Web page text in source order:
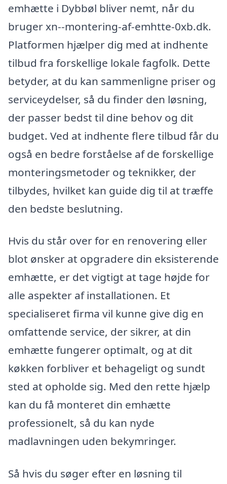
emhætte i Dybbøl bliver nemt, når du
bruger xn--montering-af-emhtte-0xb.dk.
Platformen hjælper dig med at indhente
tilbud fra forskellige lokale fagfolk. Dette
betyder, at du kan sammenligne priser og
serviceydelser, så du finder den løsning,
der passer bedst til dine behov og dit
budget. Ved at indhente flere tilbud får du
også en bedre forståelse af de forskellige
monteringsmetoder og teknikker, der
tilbydes, hvilket kan guide dig til at træffe
den bedste beslutning.
Hvis du står over for en renovering eller
blot ønsker at opgradere din eksisterende
emhætte, er det vigtigt at tage højde for
alle aspekter af installationen. Et
specialiseret firma vil kunne give dig en
omfattende service, der sikrer, at din
emhætte fungerer optimalt, og at dit
køkken forbliver et behageligt og sundt
sted at opholde sig. Med den rette hjælp
kan du få monteret din emhætte
professionelt, så du kan nyde
madlavningen uden bekymringer.
Så hvis du søger efter en løsning til